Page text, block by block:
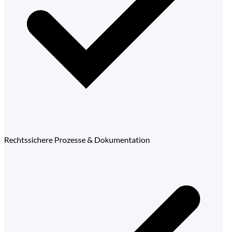
Rechtssichere Prozesse & Dokumentation